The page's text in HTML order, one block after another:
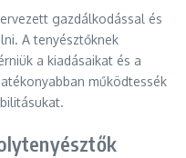
gazdálkodással és
A tenyésztőknek
a kiadásaikat és a
működtessék